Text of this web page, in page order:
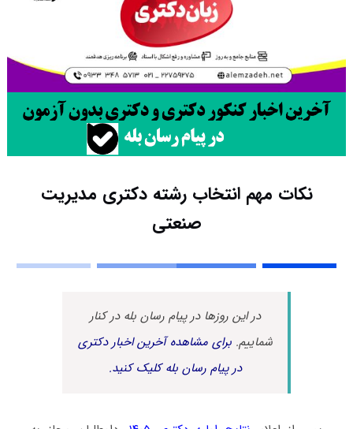
نکات مهم انتخاب رشته دکتری مدیریت
صنعتی
در این روزها در پیام رسان بله در کنار
شماییم.برای مشاهده آخرین اخبار دکتری
در پیام رسان بله کلیک کنید.